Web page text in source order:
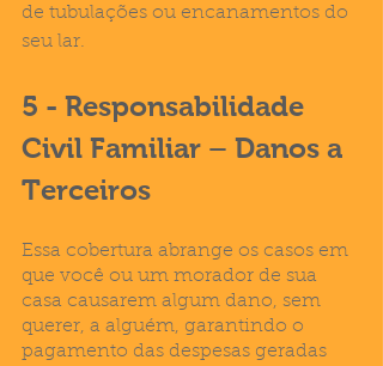
de tubulações ou encanamentos do
seu lar.
5 - Responsabilidade
Civil Familiar – Danos a
Terceiros
Essa cobertura abrange os casos em
que você ou um morador de sua
casa causarem algum dano, sem
querer, a alguém, garantindo o
pagamento das despesas geradas